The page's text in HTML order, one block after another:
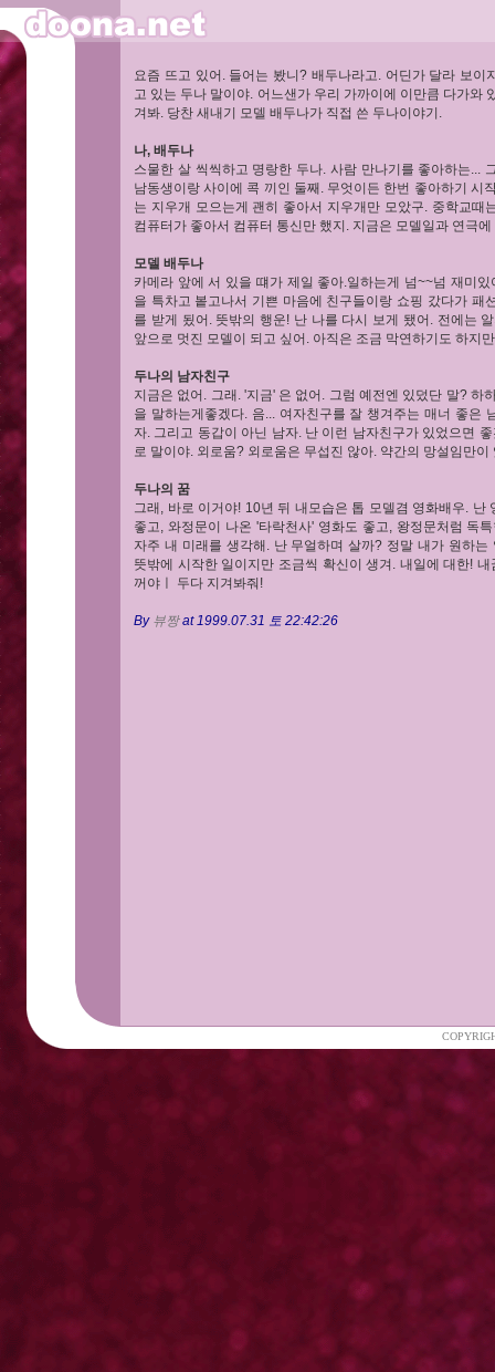
요즘 뜨고 있어. 들어는 봤니? 배두나라고. 어딘가 달라 보이
고 있는 두나 말이야. 어느샌가 우리 가까이에 이만큼 다가와
겨봐. 당찬 새내기 모델 배두나가 직접 쓴 두나이야기.
나, 배두나
스물한 살 씩씩하고 명랑한 두나. 사람 만나기를 좋아하는...
남동생이랑 사이에 콕 끼인 둘째. 무엇이든 한번 좋아하기 시
는 지우개 모으는게 괜히 좋아서 지우개만 모았구. 중학교때
컴퓨터가 좋아서 컴퓨터 통신만 했지. 지금은 모델일과 연극
모델 배두나
카메라 앞에 서 있을 떄가 제일 좋아.일하는게 넘~~넘 재미
을 특차고 봍고나서 기쁜 마음에 친구들이랑 쇼핑 갔다가 패
를 받게 됬어. 뜻밖의 행운! 난 나를 다시 보게 됐어. 전에는
앞으로 멋진 모델이 되고 싶어. 아직은 조금 막연하기도 하지
두나의 남자친구
지금은 없어. 그래. '지금' 은 없어. 그럼 예전엔 있덨단 말? 하
을 말하는게좋겠다. 음... 여자친구를 잘 챙겨주는 매너 좋은
자. 그리고 동갑이 아닌 남자. 난 이런 남자친구가 있었으면
로 말이야. 외로움? 외로움은 무섭진 않아. 약간의 망설임만이
두나의 꿈
그래, 바로 이거야! 10년 뒤 내모습은 톱 모델겸 영화배우. 난
좋고, 와정문이 나온 '타락천사' 영화도 좋고, 왕정문처럼 독
자주 내 미래를 생각해. 난 무얼하며 살까? 정말 내가 원하
뜻밖에 시작한 일이지만 조금씩 확신이 생겨. 내일에 대한!
꺼야ㅣ 두다 지겨봐줘!
By 뷰짱at 1999.07.31 토 22:42:26